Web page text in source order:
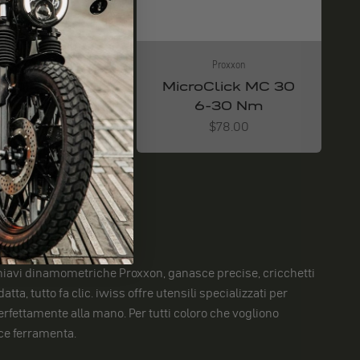
Proxxon
MGS
Angebot
$58.00
Proxxon
MicroClick MC 30
6-30 Nm
Angebot
$78.00
dinamometriche Proxxon, ganasce precise, cricchetti
tutto fa clic. iwiss offre utensili specializzati per
alla mano. Per tutti coloro che vogliono
ferramenta.